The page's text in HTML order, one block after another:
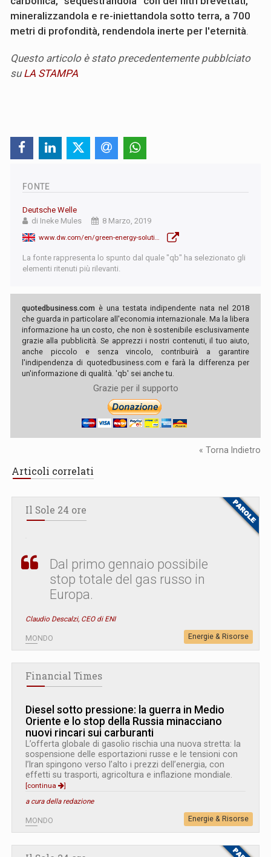
mineralizzandola e re-iniettandola sotto terra, a 700
metri di profondità, rendendola inerte per l'eternità
Questo articolo è stato precedentemente pubblciato
suLA STAMPA
FONTE
Deutsche Welle
di Ineke Mules
8 Marzo, 2019
www.dw.com/en/green-energy-solutions-youve-probably-never-heard-of/a-47731808
La fonte rappresenta lo spunto dal quale "qb" ha selezionato gli
elementi ritenuti più rilevanti.
quotedbusiness.com è una testata indipendente nata nel 2018
che guarda in particolare all'economia internazionale. Ma la libera
informazione ha un costo, che non è sostenibile esclusivamente
grazie alla pubblicità. Se apprezzi i nostri contenuti, il tuo aiuto,
anche piccolo e senza vincolo, contribuirà a garantire
l'indipendenza di quotedbusiness.com e farà la differenza per
un'informazione di qualità. 'qb' sei anche tu.
Grazie per il supporto
« Torna Indietro
Articoli correlati
Il Sole 24 ore
Dal primo gennaio possibile
stop totale del gas russo in
Europa.
Claudio Descalzi, CEO di ENI
MONDO Energie & Risorse
Financial Times
Diesel sotto pressione: la guerra in Medio
Oriente e lo stop della Russia minacciano
nuovi rincari sui carburanti
L’offerta globale di gasolio rischia una nuova stretta: la
sospensione delle esportazioni russe e le tensioni con
l’Iran spingono verso l’alto i prezzi dell’energia, con
effetti su trasporti, agricoltura e inflazione mondiale.
[continua
]
a cura della redazione
MONDO Energie & Risorse